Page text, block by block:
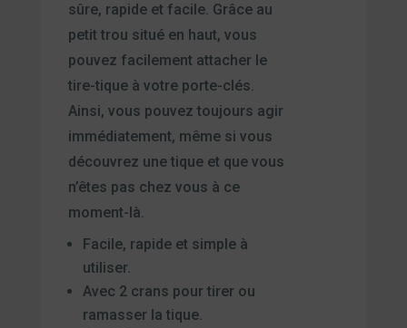
sûre, rapide et facile. Grâce au
petit trou situé en haut, vous
pouvez facilement attacher le
tire-tique à votre porte-clés.
Ainsi, vous pouvez toujours agir
immédiatement, même si vous
découvrez une tique et que vous
n’êtes pas chez vous à ce
moment-là.
Facile, rapide et simple à
utiliser.
Avec 2 crans pour tirer ou
ramasser la tique.